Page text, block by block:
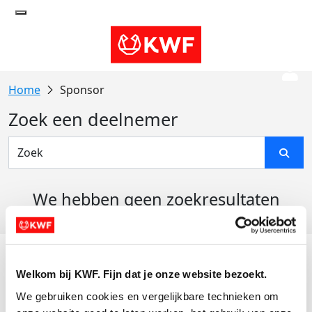
Welkom bij KWF. Fijn dat je onze website bezoekt.
We gebruiken cookies en vergelijkbare technieken om
Sponsor
Zoek een deelnemer
We hebben geen zoekresultaten
Actiematerialen
Evenementen